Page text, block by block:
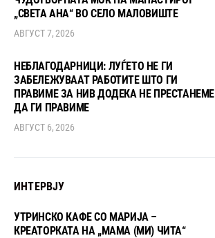
„СВЕТА АНА“ ВО СЕЛО МАЛОВИШТЕ
АВГУСТ 7, 2026
НЕБЛАГОДАРНИЦИ: ЛУЃЕТО НЕ ГИ
ЗАБЕЛЕЖУВААТ РАБОТИТЕ ШТО ГИ
ПРАВИМЕ ЗА НИВ ДОДЕКА НЕ ПРЕСТАНЕМЕ
ДА ГИ ПРАВИМЕ
АВГУСТ 6, 2026
ИНТЕРВЈУ
УТРИНСКО КАФЕ СО МАРИЈА –
КРЕАТОРКАТА НА „МАМА (МИ) ЧИТА“